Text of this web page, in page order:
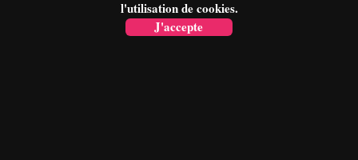
l'utilisation de cookies.
J'accepte